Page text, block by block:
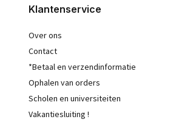
Klantenservice
Over ons
Contact
*Betaal en verzendinformatie
Ophalen van orders
Scholen en universiteiten
Vakantiesluiting !